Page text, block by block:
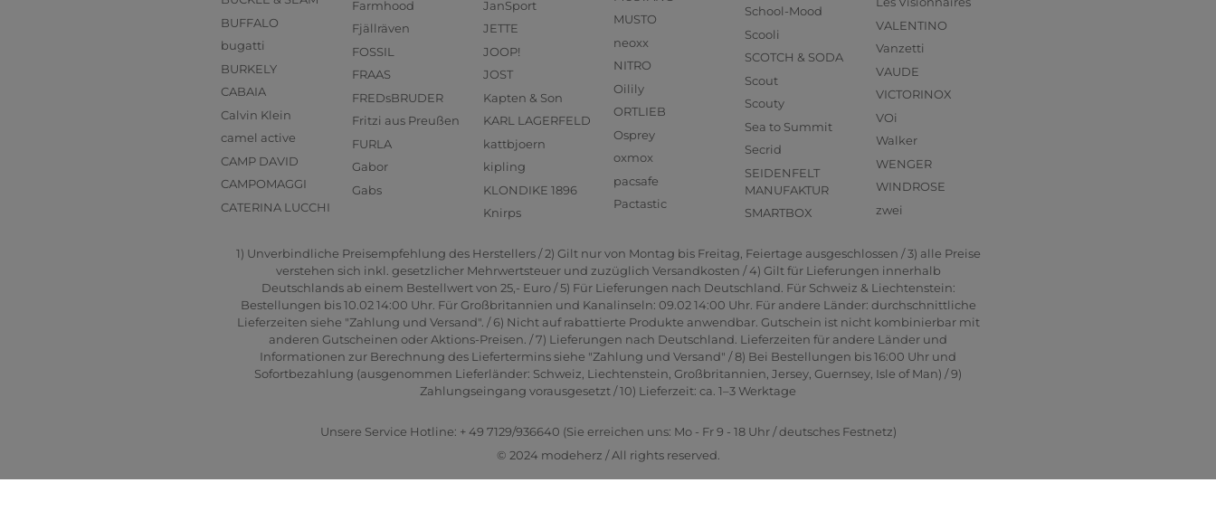
BUFFALO
bugatti
BURKELY
CABAIA
Calvin Klein
camel active
CAMP DAVID
CAMPOMAGGI
CATERINA LUCCHI
Farmhood
Fjällräven
FOSSIL
FRAAS
FREDsBRUDER
Fritzi aus Preußen
FURLA
Gabor
Gabs
JanSport
JETTE
JOOP!
JOST
Kapten & Son
KARL LAGERFELD
kattbjoern
kipling
KLONDIKE 1896
Knirps
MUSTO
neoxx
NITRO
Oilily
ORTLIEB
Osprey
oxmox
pacsafe
Pactastic
School-Mood
Scooli
SCOTCH & SODA
Scout
Scouty
Sea to Summit
Secrid
SEIDENFELT
MANUFAKTUR
SMARTBOX
VALENTINO
Vanzetti
VAUDE
VICTORINOX
VOi
Walker
WENGER
WINDROSE
zwei
1) Unverbindliche Preisempfehlung des Herstellers / 2) Gilt nur von Montag bis Freitag, Feiertage ausgeschlossen / 3) alle Preise
verstehen sich inkl. gesetzlicher Mehrwertsteuer und zuzüglich Versandkosten / 4) Gilt für Lieferungen innerhalb
Deutschlands ab einem Bestellwert von 25,- Euro / 5) Für Lieferungen nach Deutschland. Für Schweiz & Liechtenstein:
Bestellungen bis 10.02 14:00 Uhr. Für Großbritannien und Kanalinseln: 09.02 14:00 Uhr. Für andere Länder: durchschnittliche
Lieferzeiten siehe "Zahlung und Versand". / 6) Nicht auf rabattierte Produkte anwendbar. Gutschein ist nicht kombinierbar mit
anderen Gutscheinen oder Aktions-Preisen. / 7) Lieferungen nach Deutschland. Lieferzeiten für andere Länder und
Informationen zur Berechnung des Liefertermins siehe "Zahlung und Versand" / 8) Bei Bestellungen bis 16:00 Uhr und
Sofortbezahlung (ausgenommen Lieferländer: Schweiz, Liechtenstein, Großbritannien, Jersey, Guernsey, Isle of Man) / 9)
Zahlungseingang vorausgesetzt / 10) Lieferzeit: ca. 1–3 Werktage
Unsere Service Hotline: + 49 7129/936640 (Sie erreichen uns: Mo - Fr 9 - 18 Uhr / deutsches Festnetz)
© 2024 modeherz / All rights reserved.